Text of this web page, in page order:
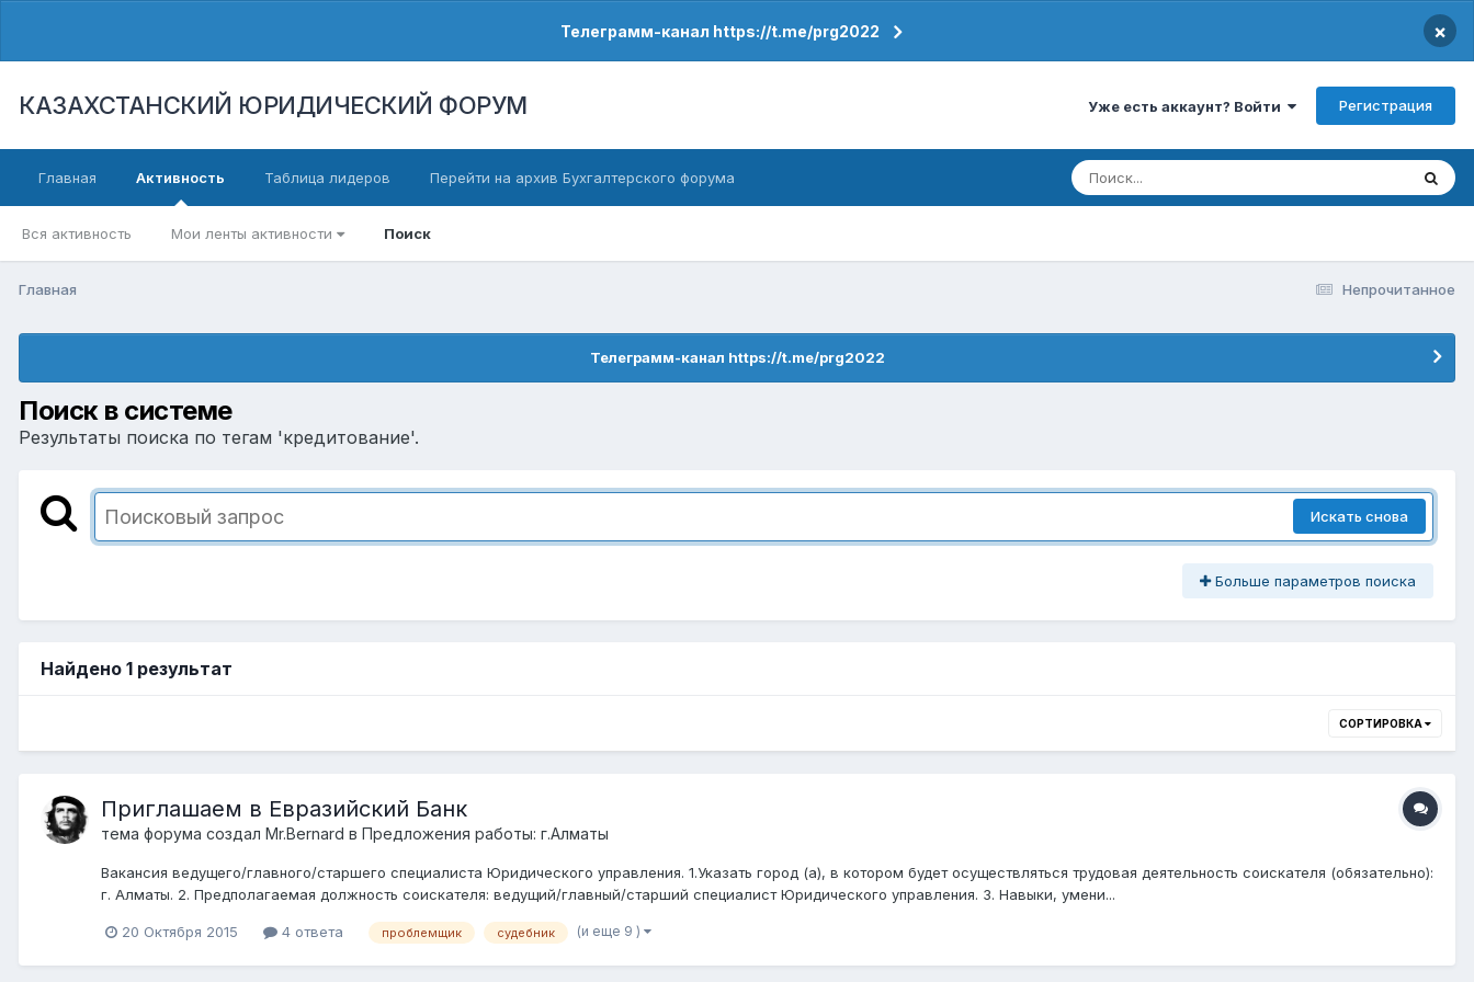
Телеграмм-канал https://t.me/prg2022 ×
КАЗАХСТАНСКИЙ ЮРИДИЧЕСКИЙ ФОРУМ Уже есть аккаунт? Войти Регистрация
Главная Активность
Вся активность Мои ленты активности Поиск
Таблица лидеров Перейти на архив Бухгалтерского форума
Непрочитанное
Главная
Телеграмм-канал https://t.me/prg2022
Поиск в системе
Результаты поиска по тегам 'кредитование'.
Искать снова
Больше параметров поиска
Найдено 1 результат
СОРТИРОВКА
Приглашаем в Евразийский Банк
тема форума создал Mr.Bernard в Предложения работы: г.Алматы
Вакансия ведущего/главного/старшего специалиста Юридического управления. 1.Указать город (а), в котором будет осуществляться трудовая деятельность соискателя (обязательно):
г. Алматы. 2. Предполагаемая должность соискателя: ведущий/главный/старший специалист Юридического управления. 3. Навыки, умени...
20 Октября 2015 4 ответа проблемщик судебник (и еще 9 )